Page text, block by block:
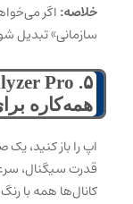
خلاصه: اگر
سازمانی» تبدیل
همه‌کاره
اپ را باز کنید،
قدرت سیگنال،
کانال‌ها همه